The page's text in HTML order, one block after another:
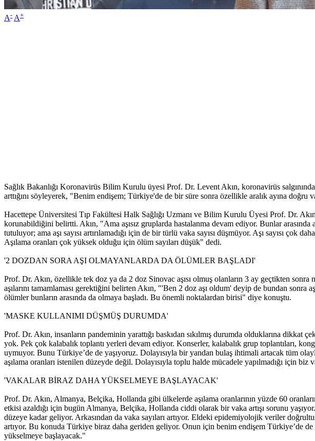
A- A+
Sağlık Bakanlığı Koronavirüs Bilim Kurulu üyesi Prof. Dr. Levent Akın, koronavirüs
arttığını söyleyerek, "Benim endişem; Türkiye'de de bir süre sonra özellikle aralık ayına doğru
Hacettepe Üniversitesi Tıp Fakültesi Halk Sağlığı Uzmanı ve Bilim Kurulu Üyesi Prof. Dr.
korunabildiğini belirtti. Akın, "Ama aşısız gruplarda hastalanma devam ediyor. Bunlar arasında
tutuluyor; ama aşı sayısı artırılamadığı için de bir türlü vaka sayısı düşmüyor. Aşı sayısı
Aşılama oranları çok yüksek olduğu için ölüm sayıları düşük" dedi.
'2 DOZDAN SORA AŞI OLMAYANLARDA DA ÖLÜMLER BAŞLADI'
Prof. Dr. Akın, özellikle tek doz ya da 2 doz Sinovac aşısı olmuş olanların 3 ay geçtikten
aşılarını tamamlaması gerektiğini belirten Akın, "'Ben 2 doz aşı oldum' deyip de bundan sonra
ölümler bunların arasında da olmaya başladı. Bu önemli noktalardan birisi" diye konuştu.
'MASKE KULLANIMI DÜŞMÜŞ DURUMDA'
Prof. Dr. Akın, insanların pandeminin yarattığı baskıdan sıkılmış durumda olduklarına
yok. Pek çok kalabalık toplantı yerleri devam ediyor. Konserler, kalabalık grup toplantıları,
uymuyor. Bunu Türkiye’de de yaşıyoruz. Dolayısıyla bir yandan bulaş ihtimali artacak tüm
aşılama oranları istenilen düzeyde değil. Dolayısıyla toplu halde mücadele yapılmadığı için
'VAKALAR BİRAZ DAHA YÜKSELMEYE BAŞLAYACAK'
Prof. Dr. Akın, Almanya, Belçika, Hollanda gibi ülkelerde aşılama oranlarının yüzde 60
etkisi azaldığı için bugün Almanya, Belçika, Hollanda ciddi olarak bir vaka artışı sorunu
düzeye kadar geliyor. Arkasından da vaka sayıları artıyor. Eldeki epidemiyolojik veriler
artıyor. Bu konuda Türkiye biraz daha geriden geliyor. Onun için benim endişem Türkiye’de de
yükselmeye başlayacak."